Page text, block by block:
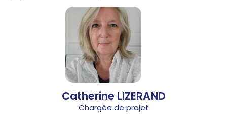
Catherine LIZERAND
Chargée de projet